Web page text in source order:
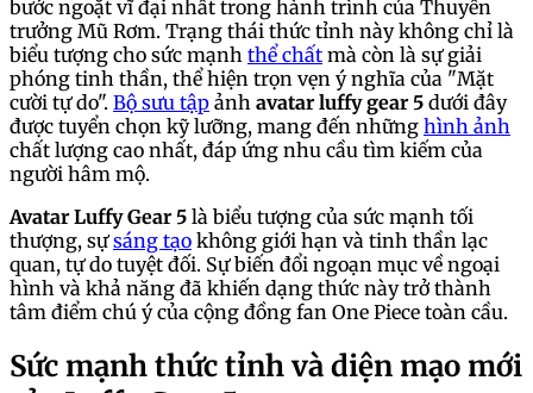
bước ngoặt vĩ đại nhất trong hành trình của Thuyền
trưởng Mũ Rơm. Trạng thái thức tỉnh này không chỉ là
biểu tượng cho sức mạnh thể chất mà còn là sự giải
phóng tinh thần, thể hiện trọn vẹn ý nghĩa của "Mặt
cười tự do". Bộ sưu tập ảnh avatar luffy gear 5 dưới đây
được tuyển chọn kỹ lưỡng, mang đến những hình ảnh
chất lượng cao nhất, đáp ứng nhu cầu tìm kiếm của
người hâm mộ.
Avatar Luffy Gear 5 là biểu tượng của sức mạnh tối
thượng, sựsáng tạo không giới hạn và tinh thần lạc
quan, tự do tuyệt đối. Sự biến đổi ngoạn mục về ngoại
hình và khả năng đã khiến dạng thức này trở thành
tâm điểm chú ý của cộng đồng fan One Piece toàn cầu.
Sức mạnh thức tỉnh và diện mạo mới